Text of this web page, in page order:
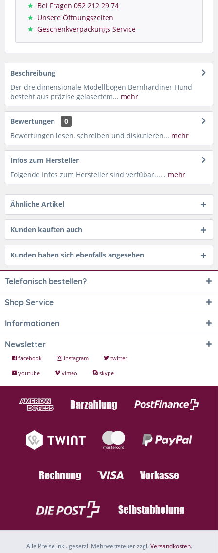
Bei Fragen 052 212 29 74
Unsere Öffnungszeiten
Geschenkverpackungs Service
Beschreibung
Der dreidimensionale Modellbogen Bernhardiner Hund
besteht aus präzise gelasertem... mehr
Bewertungen
0
Bewertungen lesen, schreiben und diskutieren... mehr
Infos zum Hersteller
Folgende Infos zum Hersteller sind verfübar...... mehr
Ähnliche Artikel
Kunden kauften auch
Kunden haben sich ebenfalls angesehen
Telefonisch bestellen?
Shop Service
Informationen
Newsletter
facebook instagram
twitter
youtube
vimeo skype
Alle Preise inkl. gesetzl. Mehrwertsteuer zzgl.Versandkosten.